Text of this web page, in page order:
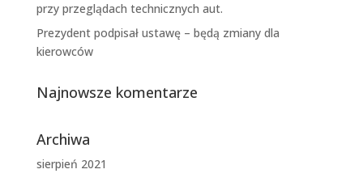
przy przeglądach technicznych aut.
Prezydent podpisał ustawę – będą zmiany dla
kierowców
Najnowsze komentarze
Archiwa
sierpień 2021